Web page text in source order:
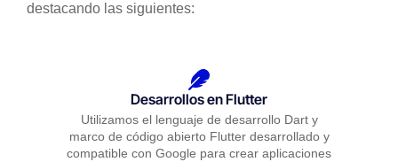
destacando las siguientes:
Desarrollos en Flutter
Utilizamos el lenguaje de desarrollo Dart y
marco de código abierto Flutter desarrollado y
compatible con Google para crear aplicaciones